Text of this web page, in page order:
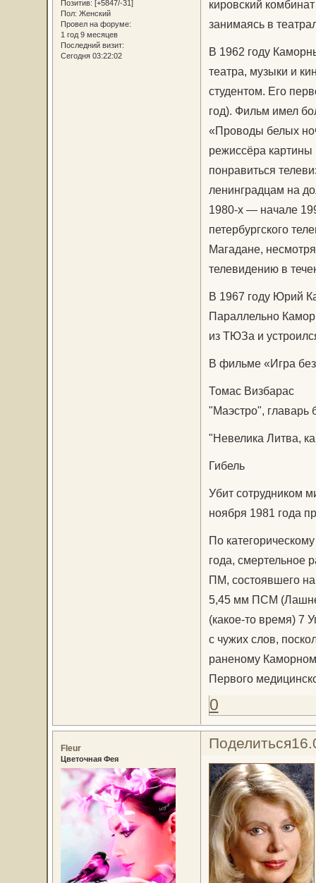
Позитив: [+5847/-31]
Пол: Женский
Провел на форуме:
1 год 9 месяцев
Последний визит:
Сегодня 03:22:02
кировский
занимаясь в
В 1962 году
театра, музыки и
студентом. Его
год). Фильм имел
«Проводы белых
режиссёра
понравиться
ленинградцам на
1980-х — начале
петербургского
Магадане,
телевидению в
В 1967 году Юрий
Параллельно
из ТЮЗа и
В фильме «Игра
Томас Визбарас
"Маэстро", главарь
"Невелика Литва,
Гибель
Убит сотрудником
ноября 1981 года
По
года, смертельное
ПМ, состоявшего
5,45 мм ПСМ
(какое-то время) 7
с чужих слов,
раненому
Первого
0
Поделиться
Fleur
Цветочная Фея